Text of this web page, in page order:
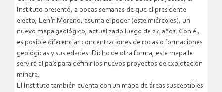
Instituto presentó, a pocas semanas de que el presidente
electo, Lenín Moreno, asuma el poder (este miércoles), un
nuevo mapa geológico, actualizado luego de 24 años. Con él,
es posible diferenciar concentraciones de rocas o formaciones
geológicas y sus edades. Dicho de otra forma, este mapa le
servirá al país para definir los nuevos proyectos de explotación
minera.
El Instituto también cuenta con un mapa de áreas susceptibles